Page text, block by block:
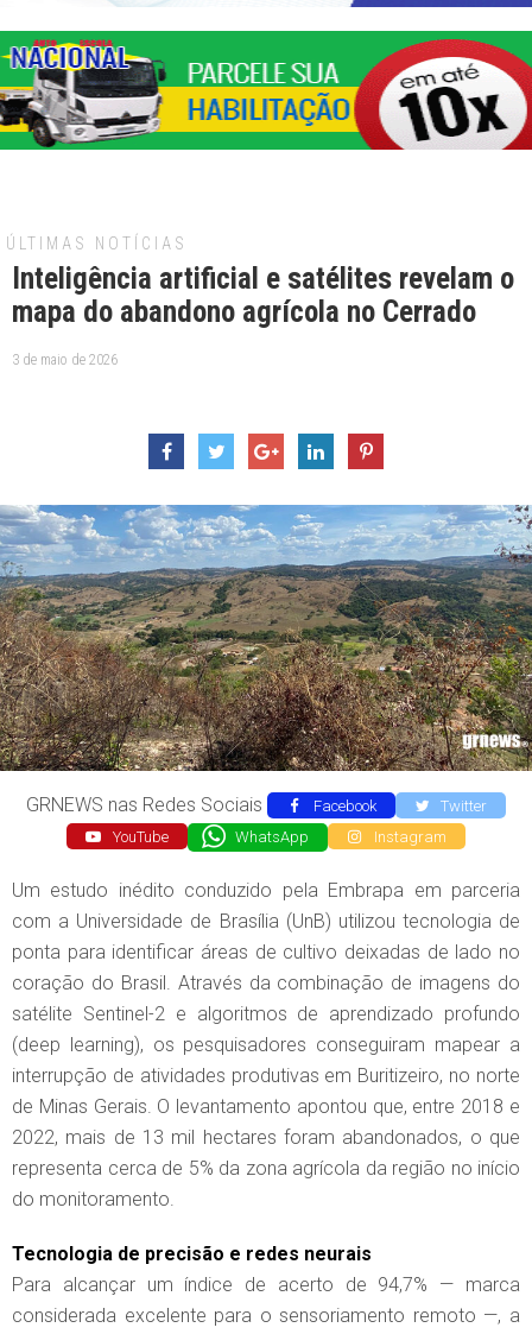
ÚLTIMAS NOTÍCIAS
Inteligência artificial e satélites revelam o
mapa do abandono agrícola no Cerrado
3 de maio de 2026
GRNEWS nas Redes Sociais Facebook
Twitter
YouTube
WhatsApp Instagram
Um estudo inédito conduzido pela Embrapa em parceria
com a Universidade de Brasília (UnB) utilizou tecnologia de
ponta para identificar áreas de cultivo deixadas de lado no
coração do Brasil. Através da combinação de imagens do
satélite Sentinel-2 e algoritmos de aprendizado profundo
(deep learning), os pesquisadores conseguiram mapear a
interrupção de atividades produtivas em Buritizeiro, no norte
de Minas Gerais. O levantamento apontou que, entre 2018 e
2022, mais de 13 mil hectares foram abandonados, o que
representa cerca de 5% da zona agrícola da região no início
do monitoramento.
Tecnologia de precisão e redes neurais
Para alcançar um índice de acerto de 94,7% — marca
considerada excelente para o sensoriamento remoto —, a